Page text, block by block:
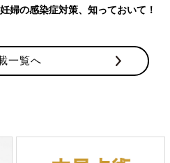
婦の感染症対策、知っておいて！
一覧へ